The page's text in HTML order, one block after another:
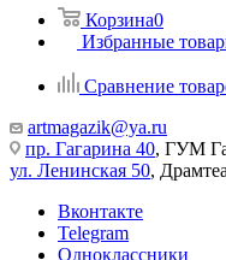
Корзина0
Избранные
Сравнение
artmagazik@ya.ru
пр. Гагарина 40, ГУМ
ул. Ленинская 50,
Вконтакте
Telegram
Одноклассники